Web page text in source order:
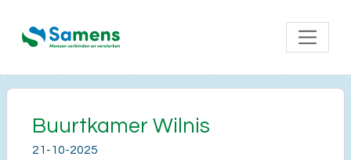
Buurtkamer Wilnis
21-10-2025